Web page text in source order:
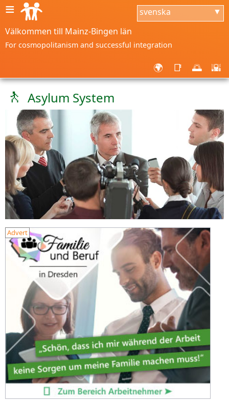
≡ svenska ▼
Välkommen till Mainz-Bingen län
For cosmopolitanism and successful integration
🌍 📑 🌅 🌇
🚶 Asylum System
Advert